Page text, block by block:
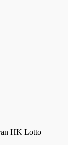
HK Lotto